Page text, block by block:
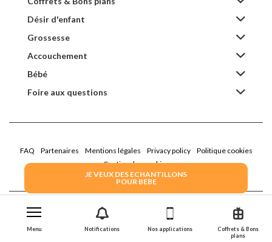
Coffrets & Bons
plans
Nos applications
Notifications
Menu
JE VEUX DES ECHANTILLONS
POUR BEBE
Désir d'enfant
Grossesse
Accouchement
Bébé
Foire aux questions
FAQ Partenaires Mentions légales Privacy policy
Politique cookies
Gestion des cookies
2022 Family Service - la Boîte Rose